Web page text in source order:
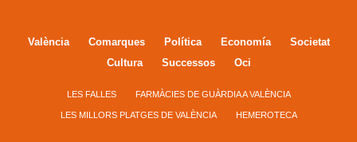
València Comarques Política Economía
Societat
Cultura
Successos Oci
LES FALLES FARMÀCIES DE GUÀRDIA A VALÈNCIA
LES MILLORS PLATGES DE VALÈNCIA HEMEROTECA